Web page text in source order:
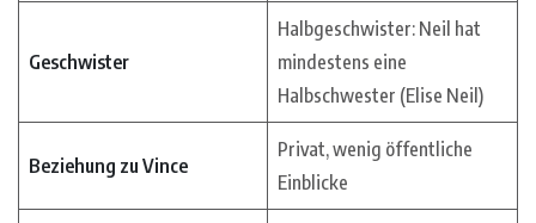
Geschwister
Halbgeschwister: Neil hat
mindestens eine
Halbschwester (Elise Neil)
Beziehung zu Vince
Privat, wenig öffentliche
Einblicke